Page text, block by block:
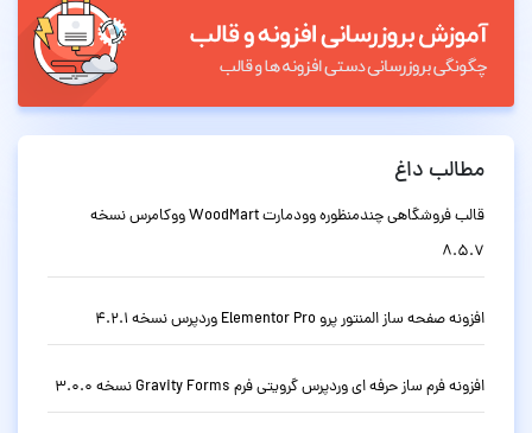
مطالب داغ
قالب فروشگاهی چندمنظوره وودمارت WoodMart ووکامرس نسخه
8.5.7
افزونه صفحه ساز المنتور پرو Elementor Pro وردپرس نسخه 4.2.1
افزونه فرم ساز حرفه ای وردپرس گرویتی فرم Gravity Forms نسخه 3.0.0